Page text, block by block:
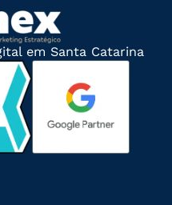
em Santa Catarina